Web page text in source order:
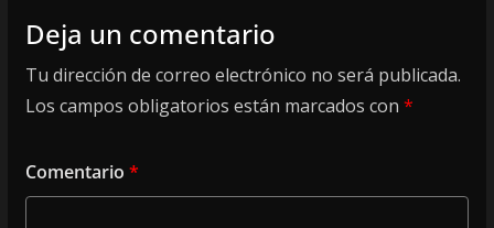
Deja un comentario
Tu dirección de correo electrónico no será publicada.
Los campos obligatorios están marcados con *
Comentario *